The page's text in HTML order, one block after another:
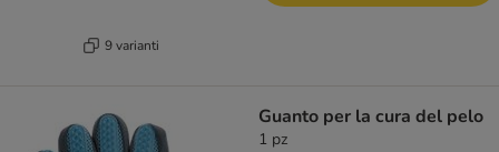
9 varianti
Guanto per la cura del pelo
1 pz